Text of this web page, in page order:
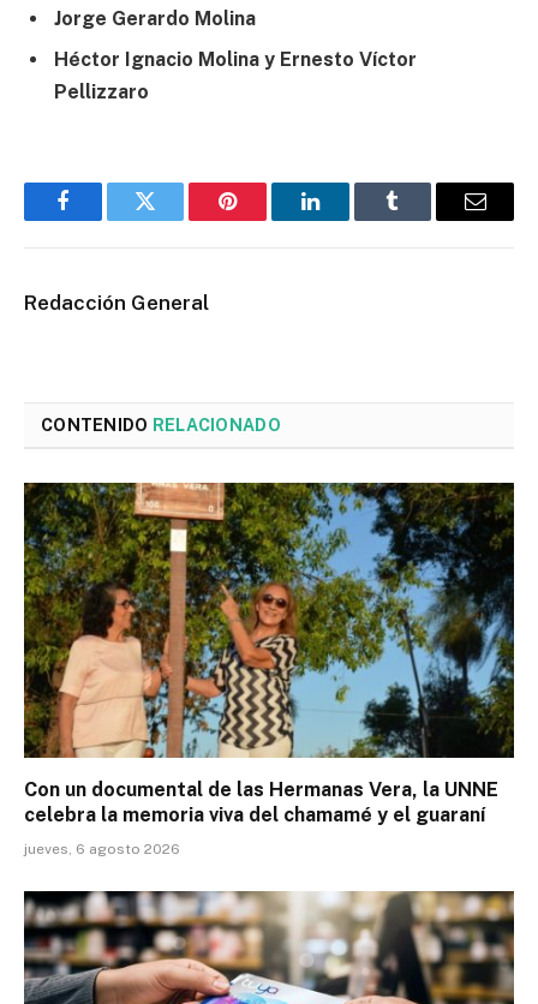
Jorge Gerardo Molina
Héctor Ignacio Molina y Ernesto Víctor
Pellizzaro
FacebookTwitter Pinterest LinkedInTumblr Email
Redacción General
CONTENIDO RELACIONADO
Con un documental de las Hermanas Vera, la UNNE
celebra la memoria viva del chamamé y el guaraní
jueves, 6 agosto 2026